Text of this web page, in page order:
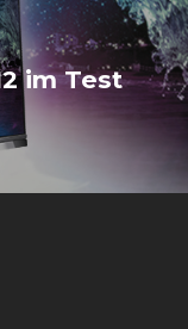
im Test